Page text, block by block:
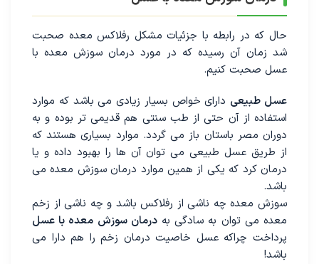
حال که در رابطه با جزئیات مشکل رفلاکس معده صحبت
شد زمان آن رسیده که در مورد درمان سوزش معده با
عسل صحبت کنیم.
عسل طبیعی دارای خواص بسیار زیادی می باشد که موارد
استفاده از آن حتی از طب سنتی هم قدیمی تر بوده و به
دوران مصر باستان باز می گردد. موارد بسیاری هستند که
از طریق عسل طبیعی می توان آن ها را بهبود داده و یا
درمان کرد که یکی از همین موارد درمان سوزش معده می
باشد.
سوزش معده چه ناشی از رفلاکس باشد و چه ناشی از زخم
معده می توان به سادگی بهدرمان سوزش معده با عسل
پرداخت چراکه عسل خاصیت درمان زخم را هم دارا می
باشد!